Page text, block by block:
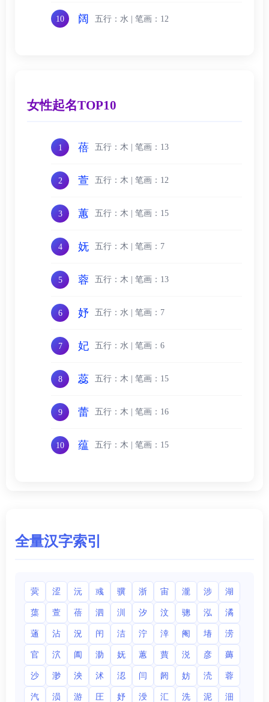
10 阔 五行：水 | 笔画：12
女性起名TOP10
1 蓓 五行：木 | 笔画：13
2 萱 五行：木 | 笔画：12
3 蕙 五行：木 | 笔画：15
4 妩 五行：木 | 笔画：7
5 蓉 五行：木 | 笔画：13
6 妤 五行：水 | 笔画：7
7 妃 五行：水 | 笔画：6
8 蕊 五行：木 | 笔画：15
9 蕾 五行：木 | 笔画：16
10 蕴 五行：木 | 笔画：15
全量汉字索引
蓂 涩 沅 彧 骥 浙 宙 瀧 涉 湖
蕖 萱 蓓 泗 汌 汐 汶 骢 泓 潏
蓪 沾 況 闬 洁 泞 涬 阉 堾 涝
官 泬 阖 泐 妩 蕙 蕒 涚 彦 薅
沙 渺 泱 沭 涊 闫 阏 妨 涜 蓉
汽 涢 游 圧 妤 涭 汇 洗 泥 沺